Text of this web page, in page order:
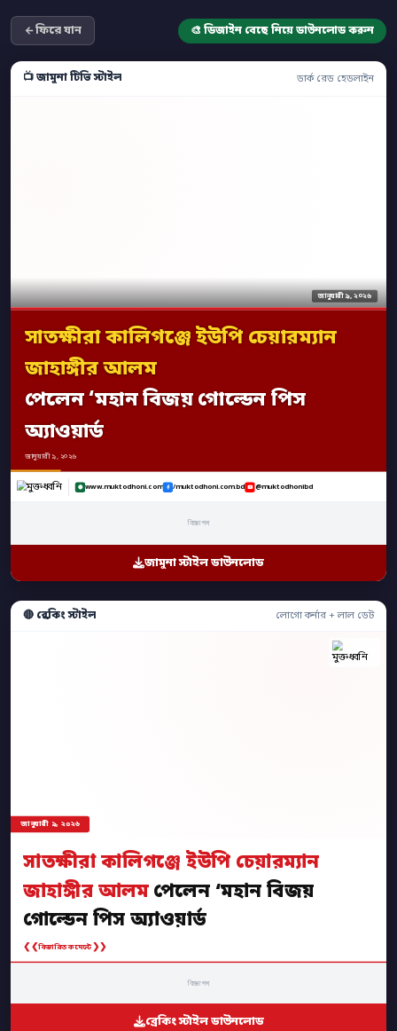
ফিরে যান 🎨 ডিজাইন বেছে নিয়ে ডাউনলোড করুন
📺 জামুনা টিভি স্টাইল ডার্ক রেড হেডলাইন
জানুয়ারী ৯, ২০২৬
সাতক্ষীরা কালিগঞ্জে ইউপি চেয়ারম্যান
জাহাঙ্গীর আলম
পেলেন ‘মহান বিজয় গোল্ডেন পিস
অ্যাওয়ার্ড
জানুয়ারী ৯, ২০২৬
www.muktodhoni.com /muktodhoni.com.bd @muktodhonibd
বিজ্ঞাপন
জামুনা স্টাইল ডাউনলোড
🔴 ব্রেকিং স্টাইল লোগো কর্নার + লাল ডেট
জানুয়ারী ৯, ২০২৬
সাতক্ষীরা কালিগঞ্জে ইউপি চেয়ারম্যান
জাহাঙ্গীর আলমপেলেন ‘মহান বিজয়
গোল্ডেন পিস অ্যাওয়ার্ড
❮❮বিস্তারিত কমেন্টে❯❯
বিজ্ঞাপন
ব্রেকিং স্টাইল ডাউনলোড